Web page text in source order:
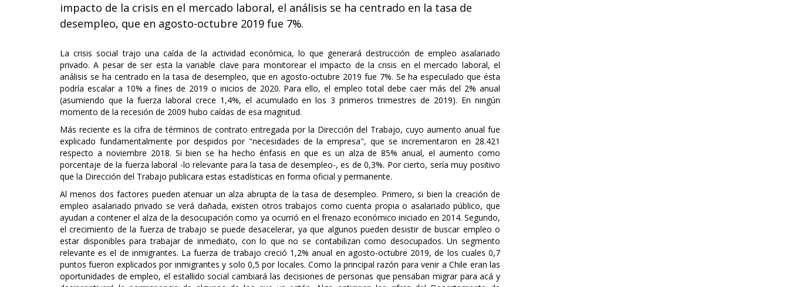
impacto de la crisis en el mercado laboral, el análisis se ha centrado en la tasa de
desempleo, que en agosto-octubre 2019 fue 7%.
La crisis social trajo una caída de la actividad económica, lo que generará destrucción de empleo asalariado
privado. A pesar de ser esta la variable clave para monitorear el impacto de la crisis en el mercado laboral, el
análisis se ha centrado en la tasa de desempleo, que en agosto-octubre 2019 fue 7%. Se ha especulado que ésta
podría escalar a 10% a fines de 2019 o inicios de 2020. Para ello, el empleo total debe caer más del 2% anual
(asumiendo que la fuerza laboral crece 1,4%, el acumulado en los 3 primeros trimestres de 2019). En ningún
momento de la recesión de 2009 hubo caídas de esa magnitud.
Más reciente es la cifra de términos de contrato entregada por la Dirección del Trabajo, cuyo aumento anual fue
explicado fundamentalmente por despidos por "necesidades de la empresa", que se incrementaron en 28.421
respecto a noviembre 2018. Si bien se ha hecho énfasis en que es un alza de 85% anual, el aumento como
porcentaje de la fuerza laboral -lo relevante para la tasa de desempleo-, es de 0,3%. Por cierto, sería muy positivo
que la Dirección del Trabajo publicara estas estadísticas en forma oficial y permanente.
Al menos dos factores pueden atenuar un alza abrupta de la tasa de desempleo. Primero, si bien la creación de
empleo asalariado privado se verá dañada, existen otros trabajos como cuenta propia o asalariado público, que
ayudan a contener el alza de la desocupación como ya ocurrió en el frenazo económico iniciado en 2014. Segundo,
el crecimiento de la fuerza de trabajo se puede desacelerar, ya que algunos pueden desistir de buscar empleo o
estar disponibles para trabajar de inmediato, con lo que no se contabilizan como desocupados. Un segmento
relevante es el de inmigrantes. La fuerza de trabajo creció 1,2% anual en agosto-octubre 2019, de los cuales 0,7
puntos fueron explicados por inmigrantes y solo 0,5 por locales. Como la principal razón para venir a Chile eran las
oportunidades de empleo, el estallido social cambiará las decisiones de personas que pensaban migrar para acá y